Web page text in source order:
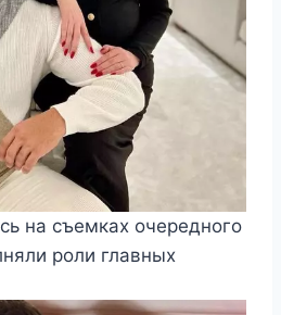
на съемках очередного
роли главных